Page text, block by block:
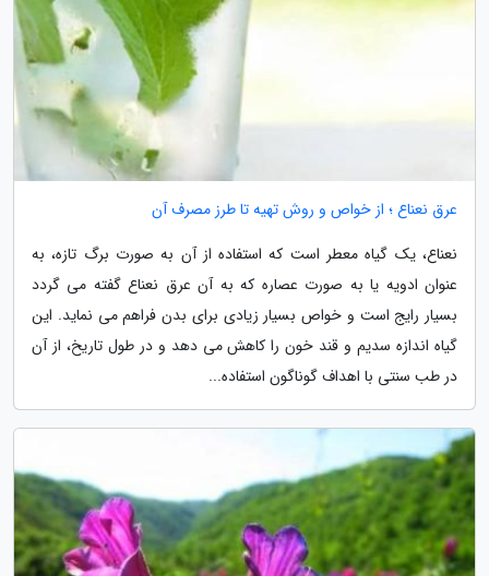
عرق نعناع ؛ از خواص و روش تهیه تا طرز مصرف آن
نعناع، یک گیاه معطر است که استفاده از آن به صورت برگ تازه، به
عنوان ادویه یا به صورت عصاره که به آن عرق نعناع گفته می گردد
بسیار رایج است و خواص بسیار زیادی برای بدن فراهم می نماید. این
گیاه اندازه سدیم و قند خون را کاهش می دهد و در طول تاریخ، از آن
در طب سنتی با اهداف گوناگون استفاده...